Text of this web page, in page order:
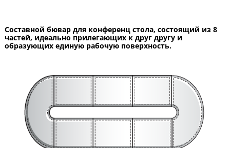
Составной бювар для конференц стола, состоящий из 8
частей, идеально прилегающих к друг другу и
образующих единую рабочую поверхность.